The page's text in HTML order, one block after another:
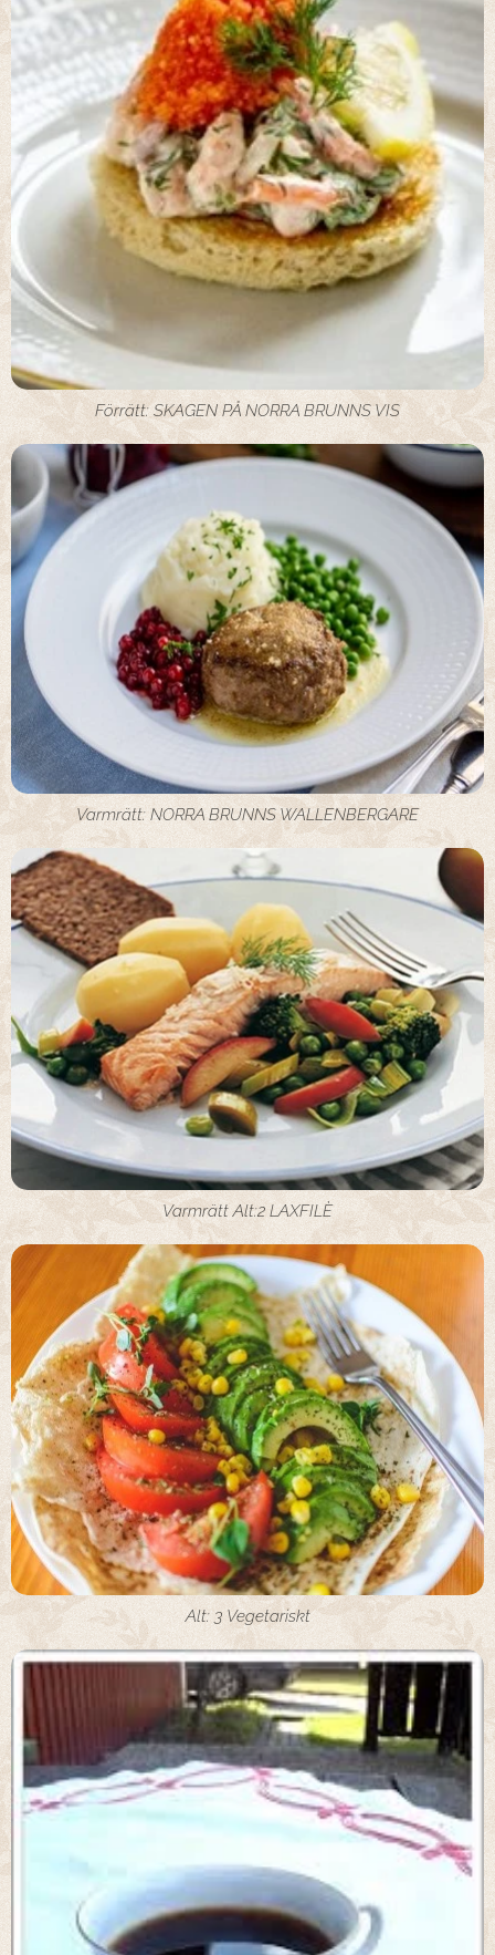
Förrätt: SKAGEN PÅ NORRA BRUNNS VIS
Varmrätt: NORRA BRUNNS WALLENBERGARE
Varmrätt Alt:2 LAXFILÈ
Alt: 3 Vegetariskt